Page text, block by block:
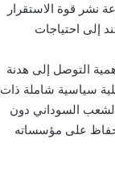
نشر قوة الاستقرار
إلى احتياجات
التوصل إلى هدنة
سياسية شاملة ذات
الشعب السوداني دون
على مؤسساته